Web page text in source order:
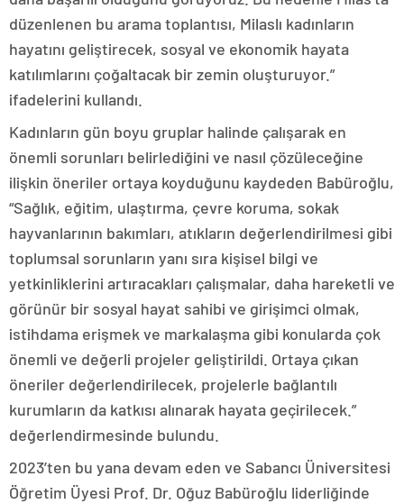
düzenlenen bu arama toplantısı, Milaslı kadınların
hayatını geliştirecek, sosyal ve ekonomik hayata
katılımlarını çoğaltacak bir zemin oluşturuyor.”
ifadelerini kullandı.
Kadınların gün boyu gruplar halinde çalışarak en
önemli sorunları belirlediğini ve nasıl çözüleceğine
ilişkin öneriler ortaya koyduğunu kaydeden Babüroğlu,
“Sağlık, eğitim, ulaştırma, çevre koruma, sokak
hayvanlarının bakımları, atıkların değerlendirilmesi gibi
toplumsal sorunların yanı sıra kişisel bilgi ve
yetkinliklerini artıracakları çalışmalar, daha hareketli ve
görünür bir sosyal hayat sahibi ve girişimci olmak,
istihdama erişmek ve markalaşma gibi konularda çok
önemli ve değerli projeler geliştirildi. Ortaya çıkan
öneriler değerlendirilecek, projelerle bağlantılı
kurumların da katkısı alınarak hayata geçirilecek.”
değerlendirmesinde bulundu.
2023’ten bu yana devam eden ve Sabancı Üniversitesi
Öğretim Üyesi Prof. Dr. Oğuz Babüroğlu liderliğinde